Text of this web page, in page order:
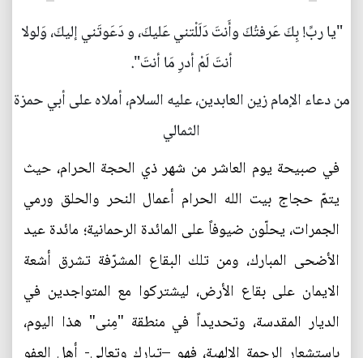
"يا ربِّ! بِكَ عَرفتُكَ وأَنتَ دَلَلْتني عَليكَ، و دَعَوتَني إليكَ، وَلولا
أنتَ لَمْ أدرِ مَا أنتَ".
من دعاء الإمام زين العابدين، عليه السلام، أملاه على أبي حمزة
الثمالي
في صبيحة يوم العاشر من شهر ذي الحجة الحرام، حيث
يتمّ حجاج بيت الله الحرام أعمال النحر والحلق ورمي
الجمرات، يحلّون ضيوفاً على المائدة الرحمانية؛ مائدة عيد
الأضحى المبارك، ومن تلك البقاع المشرّفة تشرق أشعة
الايمان على بقاع الأرض، ليشتركوا مع المتواجدين في
الديار المقدسة، وتحديداً في منطقة "مِنى" هذا اليوم،